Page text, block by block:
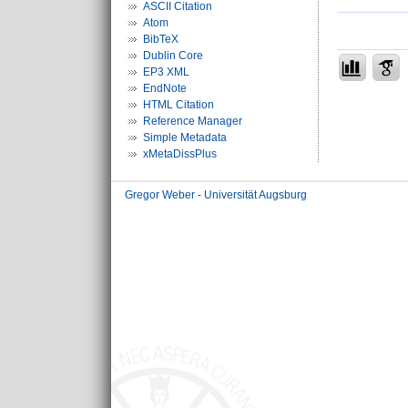
ASCII Citation
Atom
BibTeX
Dublin Core
EP3 XML
EndNote
HTML Citation
Reference Manager
Simple Metadata
xMetaDissPlus
Gregor Weber - Universität Augsburg